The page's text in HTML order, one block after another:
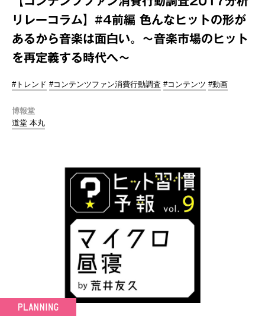
リレーコラム】#4前編 色んなヒットの形が
あるから音楽は面白い。～音楽市場のヒット
を再定義する時代へ～
#トレンド #コンテンツファン消費行動調査 #コンテンツ #動画
博報堂
道堂 本丸